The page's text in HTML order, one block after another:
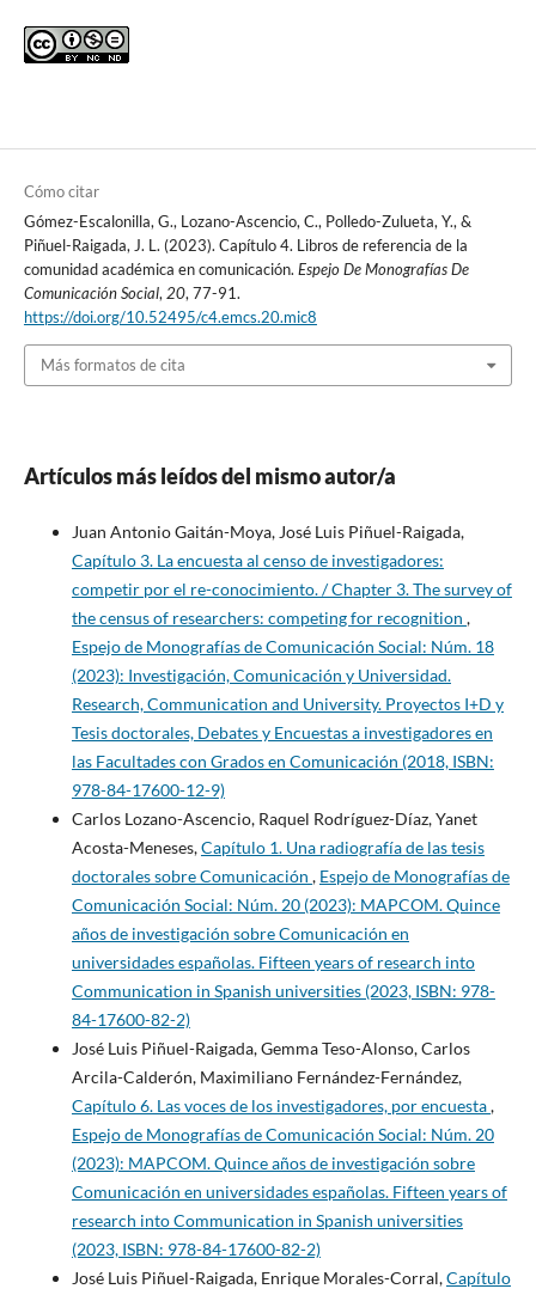
Cómo citar
Gómez-Escalonilla, G., Lozano-Ascencio, C., Polledo-Zulueta, Y., &
Piñuel-Raigada, J. L. (2023). Capítulo 4. Libros de referencia de la
comunidad académica en comunicación. Espejo De Monografías De
Comunicación Social, 20, 77-91.
https://doi.org/10.52495/c4.emcs.20.mic8
Más formatos de cita
Artículos más leídos del mismo autor/a
Juan Antonio Gaitán-Moya, José Luis Piñuel-Raigada,
Capítulo 3. La encuesta al censo de investigadores:
competir por el re-conocimiento. / Chapter 3. The survey of
the census of researchers: competing for recognition ,
Espejo de Monografías de Comunicación Social: Núm. 18
(2023): Investigación, Comunicación y Universidad.
Research, Communication and University. Proyectos I+D y
Tesis doctorales, Debates y Encuestas a investigadores en
las Facultades con Grados en Comunicación (2018, ISBN:
978-84-17600-12-9)
Carlos Lozano-Ascencio, Raquel Rodríguez-Díaz, Yanet
Acosta-Meneses,Capítulo 1. Una radiografía de las tesis
doctorales sobre Comunicación , Espejo de Monografías de
Comunicación Social: Núm. 20 (2023): MAPCOM. Quince
años de investigación sobre Comunicación en
universidades españolas. Fifteen years of research into
Communication in Spanish universities (2023, ISBN: 978-
84-17600-82-2)
José Luis Piñuel-Raigada, Gemma Teso-Alonso, Carlos
Arcila-Calderón, Maximiliano Fernández-Fernández,
Capítulo 6. Las voces de los investigadores, por encuesta,
Espejo de Monografías de Comunicación Social: Núm. 20
(2023): MAPCOM. Quince años de investigación sobre
Comunicación en universidades españolas. Fifteen years of
research into Communication in Spanish universities
(2023, ISBN: 978-84-17600-82-2)
José Luis Piñuel-Raigada, Enrique Morales-Corral,Capítulo